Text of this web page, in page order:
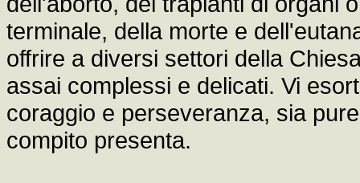
terminale, della morte e
offrire a diversi settori della
assai complessi e delicati. Vi
coraggio e perseveranza, sia
compito presenta.